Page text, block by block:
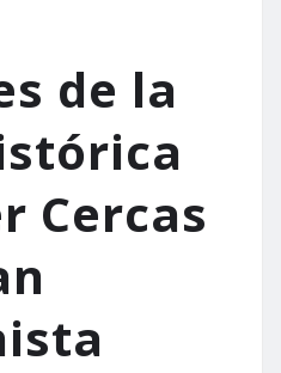
de la
Cercas